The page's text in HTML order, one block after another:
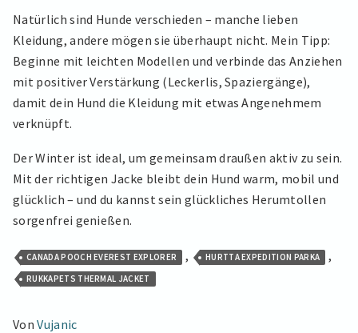
Natürlich sind Hunde verschieden – manche lieben
Kleidung, andere mögen sie überhaupt nicht. Mein Tipp:
Beginne mit leichten Modellen und verbinde das Anziehen
mit positiver Verstärkung (Leckerlis, Spaziergänge),
damit dein Hund die Kleidung mit etwas Angenehmem
verknüpft.
Der Winter ist ideal, um gemeinsam draußen aktiv zu sein.
Mit der richtigen Jacke bleibt dein Hund warm, mobil und
glücklich – und du kannst sein glückliches Herumtollen
sorgenfrei genießen.
CANADA POOCH EVEREST EXPLORER , HURTTA EXPEDITION PARKA ,
RUKKAPETS THERMAL JACKET
VonVujanic